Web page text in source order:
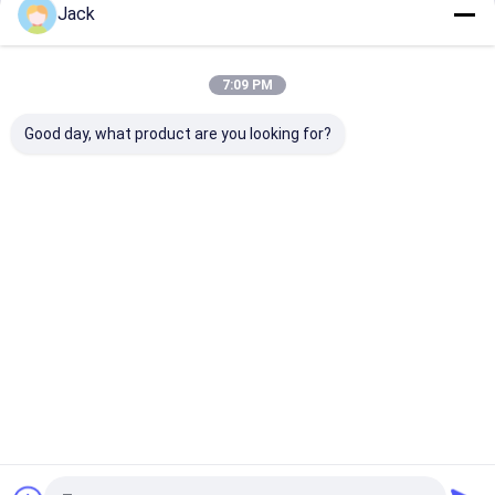
batería de 48v Lifepo4
Jack
7:09 PM
Good day, what product are you looking for?